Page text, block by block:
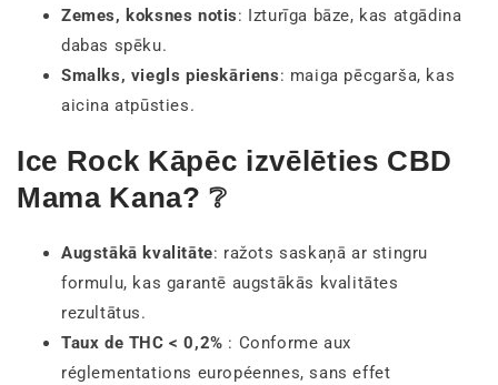
Zemes, koksnes notis: Izturīga bāze, kas atgādina
dabas spēku.
Smalks, viegls pieskāriens: maiga pēcgarša, kas
aicina atpūsties.
Ice Rock Kāpēc izvēlēties CBD
Mama Kana? ❔
Augstākā kvalitāte: ražots saskaņā ar stingru
formulu, kas garantē augstākās kvalitātes
rezultātus.
Taux de THC < 0,2% : Conforme aux
réglementations européennes, sans effet